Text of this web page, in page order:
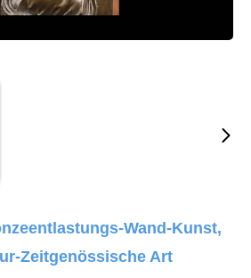
Wand-Kunst,
Zeitgenössische Art